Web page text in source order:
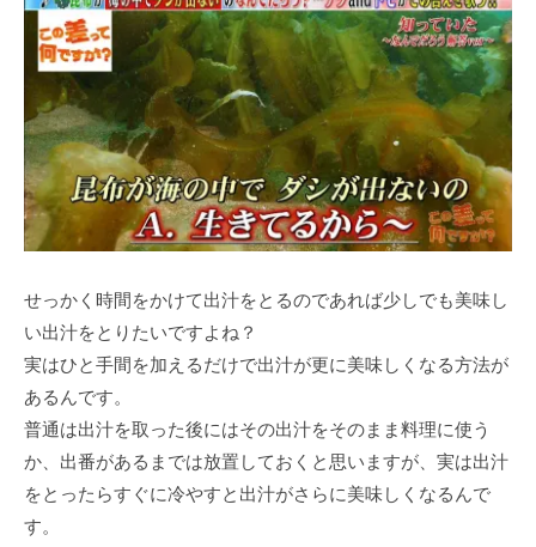
せっかく時間をかけて出汁をとるのであれば少しでも美味し
い出汁をとりたいですよね？
実はひと手間を加えるだけで出汁が更に美味しくなる方法が
あるんです。
普通は出汁を取った後にはその出汁をそのまま料理に使う
か、出番があるまでは放置しておくと思いますが、実は出汁
をとったらすぐに冷やすと出汁がさらに美味しくなるんで
す。